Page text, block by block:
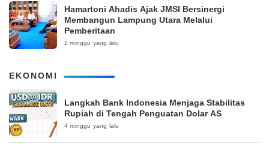
Hamartoni Ahadis Ajak JMSI Bersinergi
Membangun Lampung Utara Melalui
Pemberitaan
2 minggu yang lalu
EKONOMI
Langkah Bank Indonesia Menjaga Stabilitas
Rupiah di Tengah Penguatan Dolar AS
4 minggu yang lalu